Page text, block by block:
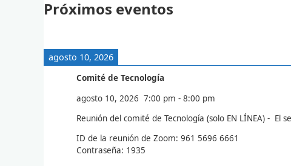
Próximos eventos
agosto 10, 2026
Comité de Tecnología
agosto 10, 2026 7:00 pm - 8:00 pm
Reunión del comité de Tecnología (solo EN LÍNEA) -
ID de la reunión de Zoom: 961 5696 6661
Contraseña: 1935